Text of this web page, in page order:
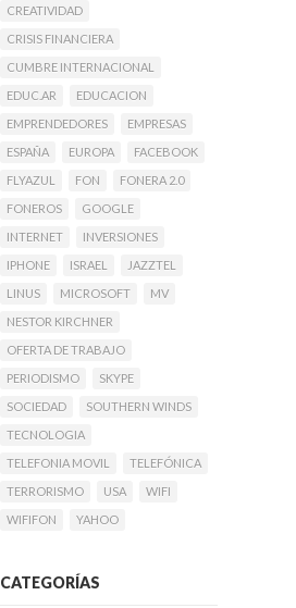
CREATIVIDAD
CRISIS FINANCIERA
CUMBRE INTERNACIONAL
EDUC.AR
EDUCACION
EMPRENDEDORES
EMPRESAS
ESPAÑA
EUROPA
FACEBOOK
FLYAZUL
FON
FONERA 2.0
FONEROS
GOOGLE
INTERNET
INVERSIONES
IPHONE
ISRAEL
JAZZTEL
LINUS
MICROSOFT
MV
NESTOR KIRCHNER
OFERTA DE TRABAJO
PERIODISMO
SKYPE
SOCIEDAD
SOUTHERN WINDS
TECNOLOGIA
TELEFONIA MOVIL
TELEFÓNICA
TERRORISMO
USA
WIFI
WIFIFON
YAHOO
CATEGORÍAS